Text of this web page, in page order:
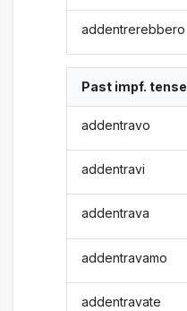
addentrerebbero
Past impf. tense
addentravo
addentravi
addentrava
addentravamo
addentravate